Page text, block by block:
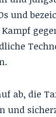
und
ab, die
und